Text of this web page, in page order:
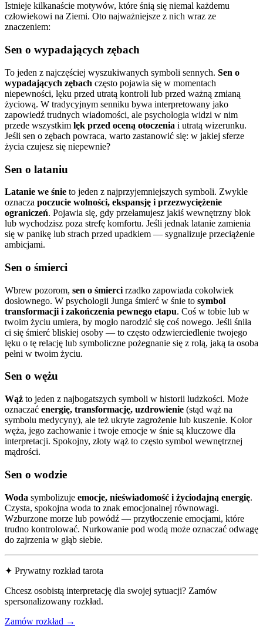
Istnieje kilkanaście motywów, które śnią się niemal każdemu
człowiekowi na Ziemi. Oto najważniejsze z nich wraz ze
znaczeniem:
Sen o wypadających zębach
To jeden z najczęściej wyszukiwanych symboli sennych. Sen o
wypadających zębach często pojawia się w momentach
niepewności, lęku przed utratą kontroli lub przed ważną zmianą
życiową. W tradycyjnym senniku bywa interpretowany jako
zapowiedź trudnych wiadomości, ale psychologia widzi w nim
przede wszystkim lęk przed oceną otoczenia i utratą wizerunku.
Jeśli sen o zębach powraca, warto zastanowić się: w jakiej sferze
życia czujesz się niepewnie?
Sen o lataniu
Latanie we śnie to jeden z najprzyjemniejszych symboli. Zwykle
oznacza poczucie wolności, ekspansję i przezwyciężenie
ograniczeń. Pojawia się, gdy przełamujesz jakiś wewnętrzny blok
lub wychodzisz poza strefę komfortu. Jeśli jednak latanie zamienia
się w panikę lub strach przed upadkiem — sygnalizuje przeciążenie
ambicjami.
Sen o śmierci
Wbrew pozorom, sen o śmierci rzadko zapowiada cokolwiek
dosłownego. W psychologii Junga śmierć w śnie to symbol
transformacji i zakończenia pewnego etapu. Coś w tobie lub w
twoim życiu umiera, by mogło narodzić się coś nowego. Jeśli śniła
ci się śmierć bliskiej osoby — to często odzwierciedlenie twojego
lęku o tę relację lub symboliczne pożegnanie się z rolą, jaką ta osoba
pełni w twoim życiu.
Sen o wężu
Wąż to jeden z najbogatszych symboli w historii ludzkości. Może
oznaczać energię, transformację, uzdrowienie (stąd wąż na
symbolu medycyny), ale też ukryte zagrożenie lub kuszenie. Kolor
węża, jego zachowanie i twoje emocje w śnie są kluczowe dla
interpretacji. Spokojny, złoty wąż to często symbol wewnętrznej
mądrości.
Sen o wodzie
Woda symbolizuje emocje, nieświadomość i życiodajną energię.
Czysta, spokojna woda to znak emocjonalnej równowagi.
Wzburzone morze lub powódź — przytłoczenie emocjami, które
trudno kontrolować. Nurkowanie pod wodą może oznaczać odwagę
do zajrzenia w głąb siebie.
✦ Prywatny rozkład tarota
Chcesz osobistą interpretację dla swojej sytuacji? Zamów
spersonalizowany rozkład.
Zamów rozkład →